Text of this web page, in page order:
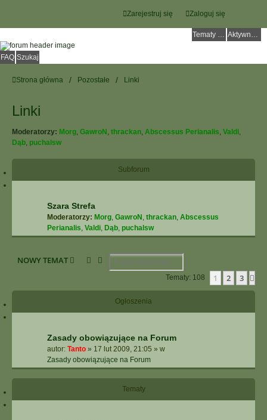
Zaloguj się
Zarejestruj się
Tematy bez odpowiedzi Aktywne tematy
FAQ Szukaj
Strona główna Pozostałe Linki
Linki
Moderatorzy: Morg, GawroN , thrackan, Abscessus Perianalis, Valdi,
Dąb, puchalsw
Subforum
Szara Strefa
Moderatorzy: Morg, GawroN , thrackan, Abscessus
Perianalis, Valdi, Dąb, puchalsw
NOWY TEMAT SzukajWyszukiwanie Zaawansowane
Tematy: 108 1 2 3
Ogłoszenia
Zasady obowiązujące na Forum
autor: Tanto » 17 lut 2009, 21:05 » w
Zasady obowiązujące na Forum
Tematy